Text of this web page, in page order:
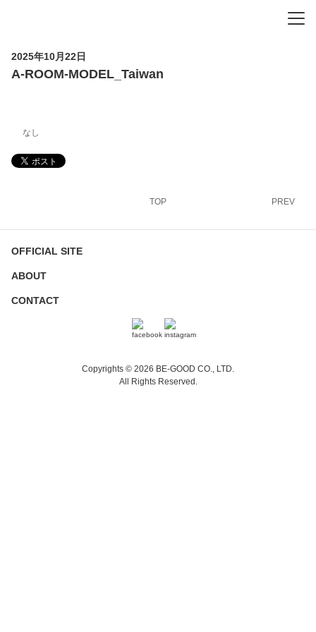
2025年10月22日
A-ROOM-MODEL_Taiwan
なし
TOP PREV
OFFICIAL SITE
ABOUT
CONTACT
Copyrights © 2026 BE-GOOD CO., LTD.
All Rights Reserved.